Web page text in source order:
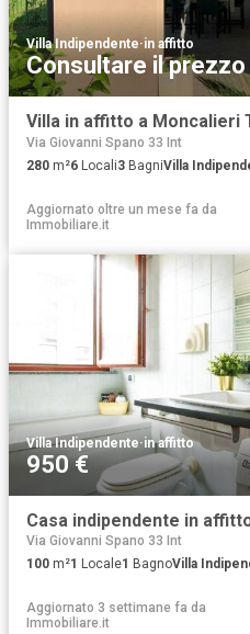
Villa Indipendente·in affitto
Consultare il prezzo
Villa in affitto a Moncalieri
Via Giovanni Spano 33 Int
280 m²6 Locali3 BagniVilla
Aggiornato oltre un mese fa da
Immobiliare.it
Villa Indipendente·in affitto
950 €
Casa indipendente in
Via Giovanni Spano 33 Int
100 m²1 Locale1 BagnoVilla
Aggiornato 3 settimane fa da
Immobiliare.it